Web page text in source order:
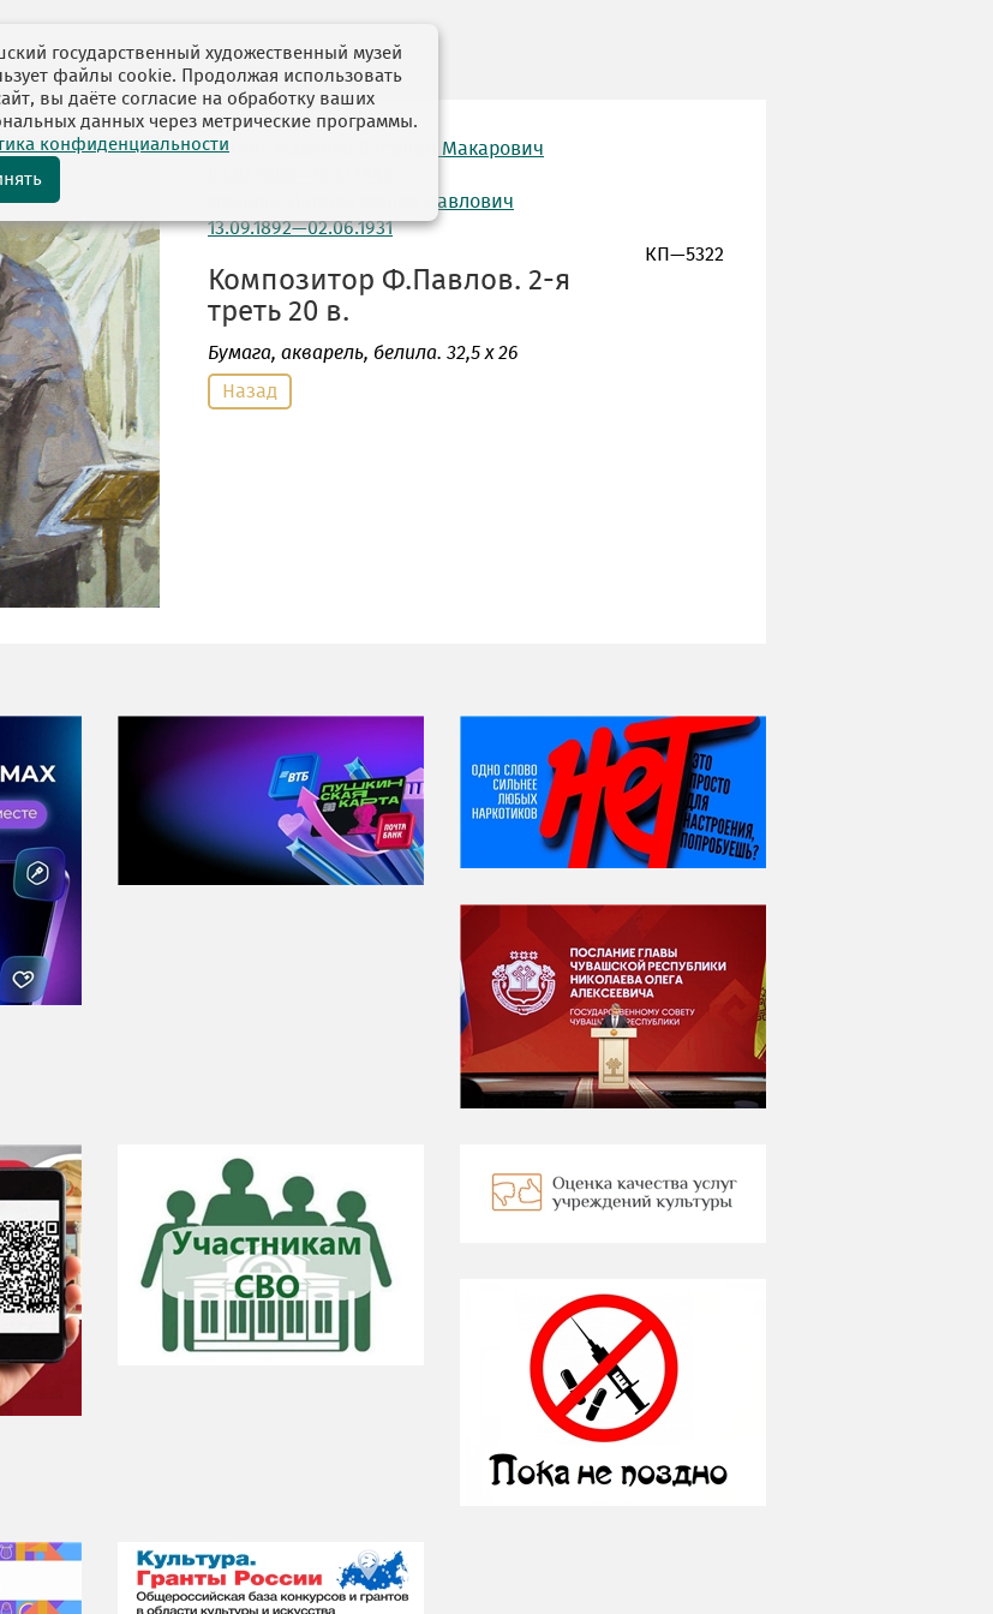
автор: Макаров Василий Макарович
модель: Павлов Федор Павлович
13.09.1892—02.06.1931
КП—5322
Композитор Ф.Павлов. 2-я
треть 20 в.
Бумага, акварель, белила. 32,5 х 26
Назад
НИ ДНЯ БЕЗ ДАТЫ...
07 августа
Я встретил вас – и
всё былое...
государственный художественный музей
файлы cookie. Продолжая использовать
вы даёте согласие на обработку ваших
данных через метрические программы.
конфиденциальности